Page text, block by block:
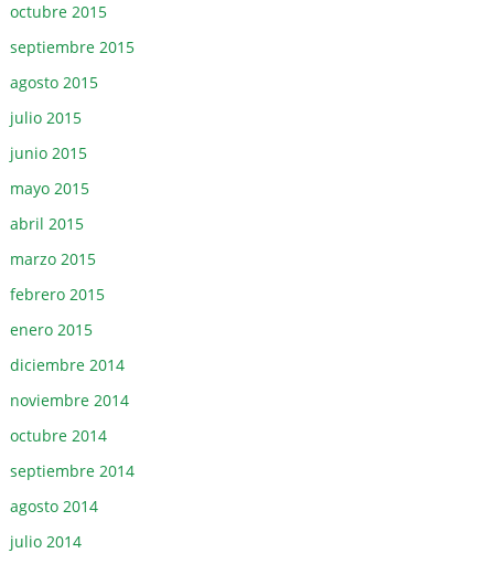
octubre 2015
septiembre 2015
agosto 2015
julio 2015
junio 2015
mayo 2015
abril 2015
marzo 2015
febrero 2015
enero 2015
diciembre 2014
noviembre 2014
octubre 2014
septiembre 2014
agosto 2014
julio 2014